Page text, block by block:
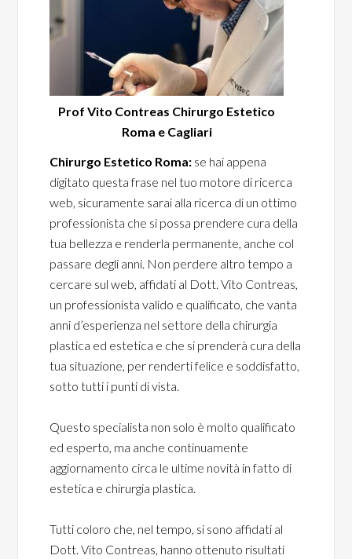
Prof Vito Contreas Chirurgo Estetico
Roma e Cagliari
Chirurgo Estetico Roma: se hai appena
digitato questa frase nel tuo motore di ricerca
web, sicuramente sarai alla ricerca di un ottimo
professionista che si possa prendere cura della
tua bellezza e renderla permanente, anche col
passare degli anni. Non perdere altro tempo a
cercare sul web, affidati al Dott. Vito Contreas,
un professionista valido e qualificato, che vanta
anni d’esperienza nel settore della chirurgia
plastica ed estetica e che si prenderà cura della
tua situazione, per renderti felice e soddisfatto,
sotto tutti i punti di vista.
Questo specialista non solo è molto qualificato
ed esperto, ma anche continuamente
aggiornamento circa le ultime novità in fatto di
estetica e chirurgia plastica.
Tutti coloro che, nel tempo, si sono affidati al
Dott. Vito Contreas, hanno ottenuto risultati